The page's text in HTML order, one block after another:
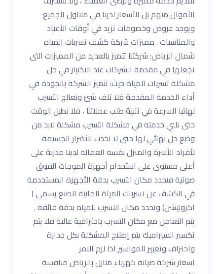
الأموال منهم بل الأسعار لدينا في متناول الجميع
ويوجد عروض وخصومات تزيد في أوقات الأعياد
والمناسبات . مميزات شركة كشف تسربات المياه
شمال الرياض: شركتنا تتميز بالعديد من المميزات التى
تجعلها في مقدمة الشركات عند الاختيار في حل
مشكلة تسربات المياة حيث: تتميز الشركة بالجودة في
أداء الخدمة المقدمة فلا تلف شئ ونعالج التسرب
نهائيا السرعة في تلبية طلب عملائنا ، فلا نطيل الوقت
حتى نلبي خدمته في مشكلة التسرب مشكلة لابد من
وضع حل نهائي لها حتى لا تحدث الأضرار الجسيمة
لأفراد الأسرة والمنزل نفسه العمالة لدينا مدربة على
أعلى مستوى على استخدام أجهزة الموجات الفوق
صوتية فتحدد مكان التسرب بدقة الأجهزة المستخدمة
في الكشف عن تسربات المياة المانية الصنع يسمى (
اكروليشن) وتحدد مكان التسرب للمياه بدقة فائقة .
يتم التعامل مع مكان التسرب باحترافية عالية فلا يتم
تكسير السيراميك يتم إصلاح المشكلة بكل جدارة
واحتراف وتغيير المواسير اذا لزم الامر
اسعار شركة صيانة كهرباء منازل بالرياض منافسة